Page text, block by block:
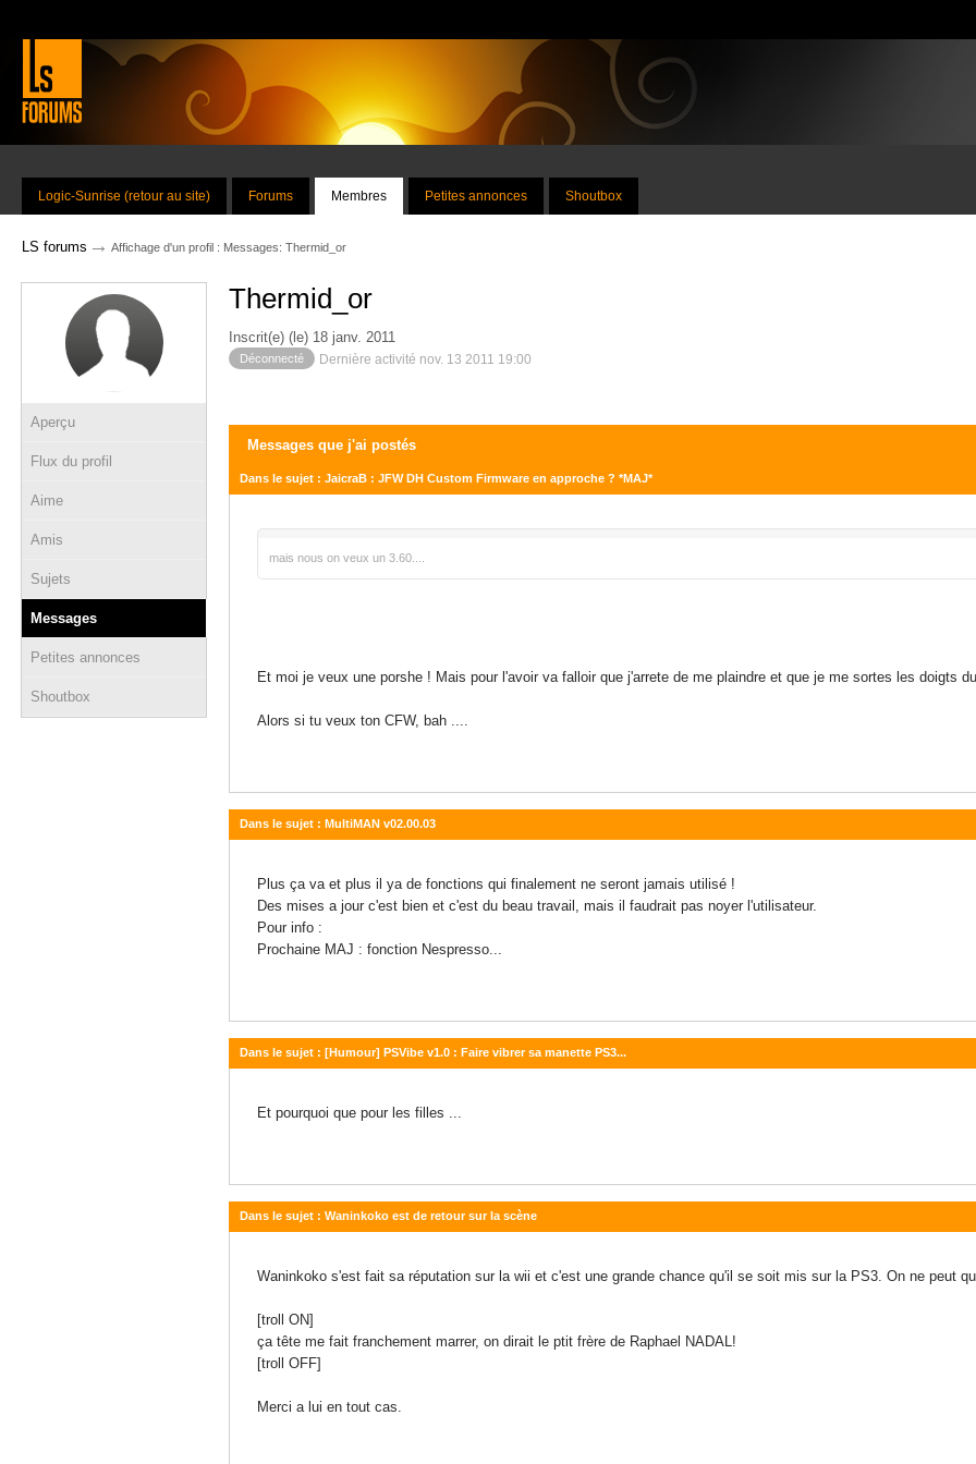
Logic-Sunrise (retour au site) Forums Membres Petites annonces Shoutbox
LS forums → Affichage d'un profil : Messages: Thermid_or
Aperçu
Flux du profil
Aime
Amis
Sujets
Messages
Petites annonces
Shoutbox
Thermid_or
Inscrit(e) (le) 18 janv. 2011
Déconnecté Dernière activité nov. 13 2011 19:00
Messages que j'ai postés
Dans le sujet : JaicraB : JFW DH Custom Firmware en approche ? *MAJ*
mais nous on veux un 3.60....
Et moi je veux une porshe ! Mais pour l'avoir va falloir que j'arrete de me plaindre et que je me sortes les doigts
Alors si tu veux ton CFW, bah ....
Dans le sujet : MultiMAN v02.00.03
Plus ça va et plus il ya de fonctions qui finalement ne seront jamais utilisé !
Des mises a jour c'est bien et c'est du beau travail, mais il faudrait pas noyer l'utilisateur.
Pour info :
Prochaine MAJ : fonction Nespresso...
Dans le sujet : [Humour] PSVibe v1.0 : Faire vibrer sa manette PS3...
Et pourquoi que pour les filles ...
Dans le sujet : Waninkoko est de retour sur la scène
Waninkoko s'est fait sa réputation sur la wii et c'est une grande chance qu'il se soit mis sur la PS3. On ne peut
[troll ON]
ça tête me fait franchement marrer, on dirait le ptit frère de Raphael NADAL!
[troll OFF]
Merci a lui en tout cas.